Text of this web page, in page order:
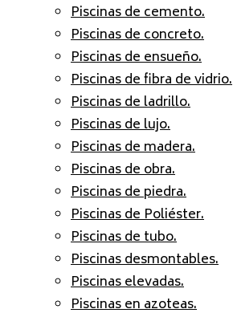
Piscinas de cemento.
Piscinas de concreto.
Piscinas de ensueño.
Piscinas de fibra de vidrio.
Piscinas de ladrillo.
Piscinas de lujo.
Piscinas de madera.
Piscinas de obra.
Piscinas de piedra.
Piscinas de Poliéster.
Piscinas de tubo.
Piscinas desmontables.
Piscinas elevadas.
Piscinas en azoteas.